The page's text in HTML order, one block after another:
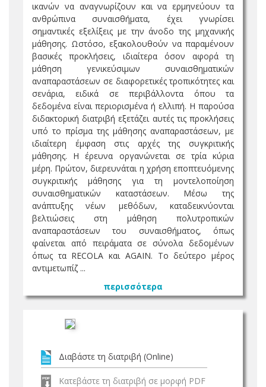
ικανών να αναγνωρίζουν και να ερμηνεύουν τα
ανθρώπινα συναισθήματα, έχει γνωρίσει
σημαντικές εξελίξεις με την άνοδο της μηχανικής
μάθησης. Ωστόσο, εξακολουθούν να παραμένουν
βασικές προκλήσεις, ιδιαίτερα όσον αφορά τη
μάθηση γενικεύσιμων συναισθηματικών
αναπαραστάσεων σε διαφορετικές τροπικότητες και
σενάρια, ειδικά σε περιβάλλοντα όπου τα
δεδομένα είναι περιορισμένα ή ελλιπή. Η παρούσα
διδακτορική διατριβή εξετάζει αυτές τις προκλήσεις
υπό το πρίσμα της μάθησης αναπαραστάσεων, με
ιδιαίτερη έμφαση στις αρχές της συγκριτικής
μάθησης. Η έρευνα οργανώνεται σε τρία κύρια
μέρη. Πρώτον, διερευνάται η χρήση εποπτευόμενης
συγκριτικής μάθησης για τη μοντελοποίηση
συναισθηματικών καταστάσεων. Μέσω της
ανάπτυξης νέων μεθόδων, καταδεικνύονται
βελτιώσεις στη μάθηση πολυτροπικών
αναπαραστάσεων του συναισθήματος, όπως
φαίνεται από πειράματα σε σύνολα δεδομένων
όπως τα RECOLA και AGAIN. Το δεύτερο μέρος
αντιμετωπίζ ...
περισσότερα
Διαβάστε τη διατριβή (Online)
Κατεβάστε τη διατριβή σε μορφή PDF